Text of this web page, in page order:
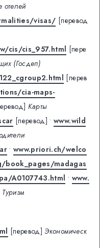
отелей
visas/ [перевод
cis/cis_957.html [пере
(Госдеп)
[перев
cia-maps-
Карты
[перевод] •www.wild
• www.priori.ch/welco
book_pages/madagas
A0107743.html • www.
Туризм
[перевод] Экономическ